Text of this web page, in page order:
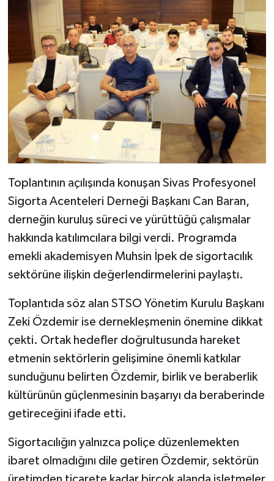
Toplantının açılışında konuşan Sivas Profesyonel
Sigorta Acenteleri Derneği Başkanı Can Baran,
derneğin kuruluş süreci ve yürüttüğü çalışmalar
hakkında katılımcılara bilgi verdi. Programda
emekli akademisyen Muhsin İpek de sigortacılık
sektörüne ilişkin değerlendirmelerini paylaştı.
Toplantıda söz alan STSO Yönetim Kurulu Başkanı
Zeki Özdemir ise dernekleşmenin önemine dikkat
çekti. Ortak hedefler doğrultusunda hareket
etmenin sektörlerin gelişimine önemli katkılar
sunduğunu belirten Özdemir, birlik ve beraberlik
kültürünün güçlenmesinin başarıyı da beraberinde
getireceğini ifade etti.
Sigortacılığın yalnızca poliçe düzenlemekten
ibaret olmadığını dile getiren Özdemir, sektörün